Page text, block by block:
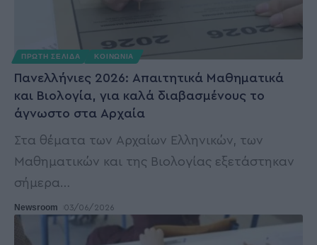
ΠΡΩΤΗ ΣΕΛΙΔΑ ΚΟΙΝΩΝΙΑ
Πανελλήνιες 2026: Απαιτητικά Μαθηματικά
και Βιολογία, για καλά διαβασμένους το
άγνωστο στα Αρχαία
Στα θέματα των Αρχαίων Ελληνικών, των
Μαθηματικών και της Βιολογίας εξετάστηκαν
σήμερα…
Newsroom 03/06/2026